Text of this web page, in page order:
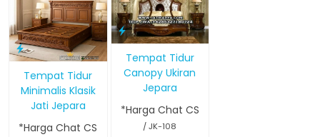
Tempat Tidur
Minimalis Klasik
Jati Jepara
*Harga Chat CS
Tempat Tidur
Canopy Ukiran
Jepara
*Harga Chat CS
/ JK-108